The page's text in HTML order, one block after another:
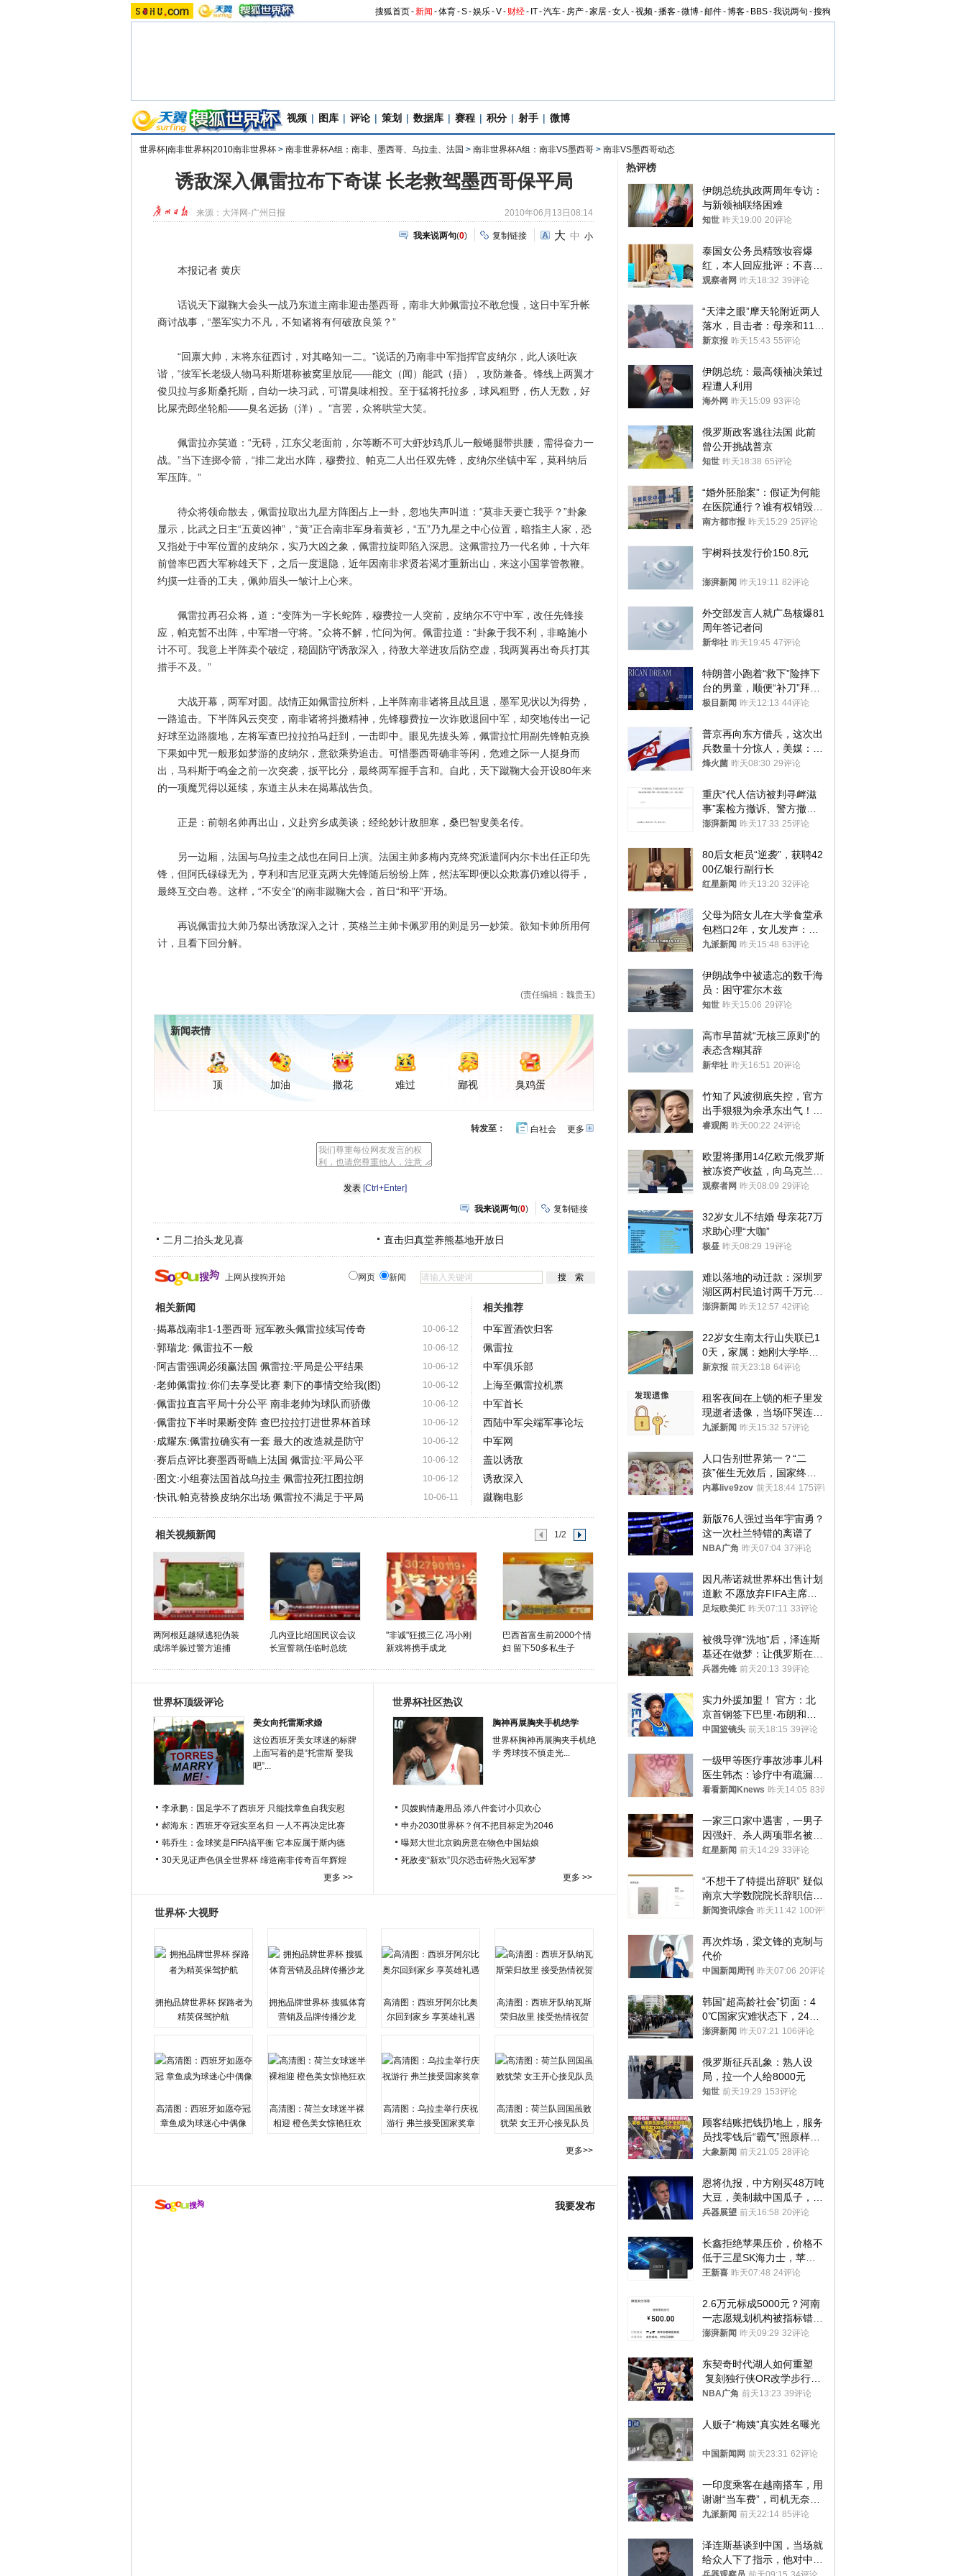
搜狐首页-新闻 -体育-S-娱乐-V- 财经- IT-汽车- 房产-家居-女人 -视频-播客-微博-邮件-博客- BBS-我说两句 -搜狗
视频 | 图库 | 评论 | 策划 | 数据库 | 赛程 | 积分 | 射手 | 微博
世界杯|南非世界杯|2010南非世界杯 > 南非世界杯A组：南非、墨西哥、乌拉圭、法国 > 南非世界杯A组：南非VS墨西哥 > 南非VS墨西哥动态
诱敌深入佩雷拉布下奇谋 长老救驾墨西哥保平局
来源： 大洋网-广州日报 2010年06月13日08:14
我来说两句(0) 复制链接 大 中 小
本报记者 黄庆
话说天下蹴鞠大会头一战乃东道主南非迎击墨西哥，南非大帅佩雷拉不敢怠慢，这日中军升帐
商讨战事，“墨军实力不凡，不知诸将有何破敌良策？”
“回禀大帅，末将东征西讨，对其略知一二。”说话的乃南非中军指挥官皮纳尔，此人谈吐诙
谐，“彼军长老级人物马科斯堪称被窝里放屁——能文（闻）能武（捂），攻防兼备。锋线上两翼才
俊贝拉与多斯桑托斯，自幼一块习武，可谓臭味相投。至于猛将托拉多，球风粗野，伤人无数，好
比屎壳郎坐轮船——臭名远扬（洋）。”言罢，众将哄堂大笑。
佩雷拉亦笑道：“无碍，江东父老面前，尔等断不可大虾炒鸡爪儿一般蜷腿带拱腰，需得奋力一
战。”当下连掷令箭，“排二龙出水阵，穆费拉、帕克二人出任双先锋，皮纳尔坐镇中军，莫科纳后
军压阵。”
待众将领命散去，佩雷拉取出九星方阵图占上一卦，忽地失声叫道：“莫非天要亡我乎？”卦象
显示，比武之日主“五黄凶神”，“黄”正合南非军身着黄衫，“五”乃九星之中心位置，暗指主人家，恐
又指处于中军位置的皮纳尔，实乃大凶之象，佩雷拉旋即陷入深思。这佩雷拉乃一代名帅，十六年
前曾率巴西大军称雄天下，之后一度退隐，近年因南非求贤若渴才重新出山，来这小国掌管教鞭。
约摸一炷香的工夫，佩帅眉头一皱计上心来。
佩雷拉再召众将，道：“变阵为一字长蛇阵，穆费拉一人突前，皮纳尔不守中军，改任先锋接
应，帕克暂不出阵，中军增一守将。”众将不解，忙问为何。佩雷拉道：“卦象于我不利，非略施小
计不可。我意上半阵卖个破绽，稳固防守诱敌深入，待敌大举进攻后防空虚，我两翼再出奇兵打其
措手不及。”
大战开幕，两军对圆。战情正如佩雷拉所料，上半阵南非诸将且战且退，墨军见状以为得势，
一路追击。下半阵风云突变，南非诸将抖擞精神，先锋穆费拉一次诈败退回中军，却突地传出一记
好球至边路腹地，左将军查巴拉拉拍马赶到，一击即中。眼见先拔头筹，佩雷拉忙用副先锋帕克换
下果如中咒一般形如梦游的皮纳尔，意欲乘势追击。可惜墨西哥确非等闲，危难之际一人挺身而
出，马科斯于鸣金之前一次突袭，扳平比分，最终两军握手言和。自此，天下蹴鞠大会开设80年来
的一项魔咒得以延续，东道主从未在揭幕战告负。
正是：前朝名帅再出山，义赴穷乡成美谈；经纶妙计敌胆寒，桑巴智叟美名传。
另一边厢，法国与乌拉圭之战也在同日上演。法国主帅多梅内克终究派遣阿内尔卡出任正印先
锋，但阿氏碌碌无为，亨利和吉尼亚克两大先锋随后纷纷上阵，然法军即便以众欺寡仍难以得手，
最终互交白卷。这样，“不安全”的南非蹴鞠大会，首日“和平”开场。
再说佩雷拉大帅乃祭出诱敌深入之计，英格兰主帅卡佩罗用的则是另一妙策。欲知卡帅所用何
计，且看下回分解。
(责任编辑：魏贵玉)
新闻表情
顶 加油 撒花 难过 鄙视 臭鸡蛋
更多开
转发至： 白社会
[Ctrl+Enter]
我来说两句(0) 复制链接
二月二抬头龙见喜 直击归真堂养熊基地开放日
上网从搜狗开始 网页 新闻
相关新闻
10-06-12
·揭幕战南非1-1墨西哥 冠军教头佩雷拉续写传奇
10-06-12
·郭瑞龙: 佩雷拉不一般
10-06-12
· 阿吉雷强调必须赢法国 佩雷拉:平局是公平结果
10-06-12
·老帅佩雷拉:你们去享受比赛 剩下的事情交给我(图)
10-06-12
·佩雷拉直言平局十分公平 南非老帅为球队而骄傲
10-06-12
·佩雷拉下半时果断变阵 查巴拉拉打进世界杯首球
10-06-12
·成耀东:佩雷拉确实有一套 最大的改造就是防守
10-06-12
·赛后点评比赛墨西哥瞄上法国 佩雷拉:平局公平
10-06-12
· 图文:小组赛法国首战乌拉圭 佩雷拉死扛图拉朗
10-06-11
·快讯:帕克替换皮纳尔出场 佩雷拉不满足于平局
相关推荐
中军置酒饮归客
佩雷拉
中军俱乐部
上海至佩雷拉机票
中军首长
西陆中军尖端军事论坛
中军网
盖以诱敌
诱敌深入
蹴鞠电影
相关视频新闻 1/2
两阿根廷越狱逃犯伪装
成绵羊躲过警方追捕
几内亚比绍国民议会议
长宣誓就任临时总统
"非诚"狂揽三亿 冯小刚
新戏将携手成龙
巴西首富生前2000个情
妇 留下50多私生子
世界杯顶级评论
美女向托雷斯求婚
这位西班牙美女球迷的标牌
上面写着的是“托雷斯 娶我
吧”...
李承鹏：国足学不了西班牙 只能找章鱼自我安慰
郝海东：西班牙夺冠实至名归 一人不再决定比赛
韩乔生：金球奖是FIFA搞平衡 它本应属于斯内德
30天见证声色俱全世界杯 缔造南非传奇百年辉煌
更多 >>
世界杯社区热议
胸神再展胸夹手机绝学
世界杯胸神再展胸夹手机绝
学 秀球技不慎走光...
贝嫂购情趣用品 添八件套讨小贝欢心
申办2030世界杯？何不把目标定为2046
曝郑大世北京购房意在物色中国姑娘
死敌变“新欢”贝尔恐击碎热火冠军梦
更多 >>
世界杯·大视野
拥抱品牌世界杯 探路者为
精英保驾护航
拥抱品牌世界杯 搜狐体育
营销及品牌传播沙龙
高清图：西班牙阿尔比奥
尔回到家乡 享英雄礼遇
高清图：西班牙队纳瓦斯
荣归故里 接受热情祝贺
高清图：西班牙如愿夺冠
章鱼成为球迷心中偶像
高清图：荷兰女球迷半裸
相迎 橙色美女惊艳狂欢
高清图：乌拉圭举行庆祝
游行 弗兰接受国家奖章
高清图：荷兰队回国虽败
犹荣 女王开心接见队员
更多>>
我要发布
热评榜
伊朗总统执政两周年专访：
与新领袖联络困难
知世 昨天19:00 20评论
泰国女公务员精致妆容爆
红，本人回应批评：不喜欢
就别看
观察者网 昨天18:32 39评论
“天津之眼”摩天轮附近两人
落水，目击者：母亲和11岁
儿子先后被打捞上岸
新京报 昨天15:43 55评论
伊朗总统：最高领袖决策过
程遭人利用
海外网 昨天15:09 93评论
俄罗斯政客逃往法国 此前
曾公开挑战普京
知世 昨天18:38 65评论
“婚外胚胎案”：假证为何能
在医院通行？谁有权销毁胚
胎？
南方都市报 昨天15:29 25评论
宇树科技发行价150.8元
澎湃新闻 昨天19:11 82评论
外交部发言人就广岛核爆81
周年答记者问
新华社 昨天19:45 47评论
特朗普小跑着“救下”险摔下
台的男童，顺便“补刀”拜
登：“我可不想他像拜登一
极目新闻 昨天12:13 44评论
普京再向东方借兵，这次出
兵数量十分惊人，美媒：俄
朝要动真格？
烽火菌 昨天08:30 29评论
重庆“代人信访被判寻衅滋
事”案检方撤诉、警方撤
案，两被告人获国赔
澎湃新闻 昨天17:33 25评论
80后女柜员“逆袭”，获聘42
00亿银行副行长
红星新闻 昨天13:20 32评论
父母为陪女儿在大学食堂承
包档口2年，女儿发声：初
衷是为了陪伴，毕业后将不
九派新闻 昨天15:48 63评论
伊朗战争中被遗忘的数千海
员：困守霍尔木兹
知世 昨天15:06 29评论
高市早苗就“无核三原则”的
表态含糊其辞
新华社 昨天16:51 20评论
竹知了风波彻底失控，官方
出手狠狠为余承东出气！雷
军果然没说错
睿观阁 昨天00:22 24评论
欧盟将挪用14亿欧元俄罗斯
被冻资产收益，向乌克兰提
供援助
观察者网 昨天08:09 29评论
32岁女儿不结婚 母亲花7万
求助心理“大咖”
极昼 昨天08:29 19评论
难以落地的动迁款：深圳罗
湖区两村民追讨两千万元动
迁款八年未果
澎湃新闻 昨天12:57 42评论
22岁女生南太行山失联已1
0天，家属：她刚大学毕业
想到山里旅行
新京报 前天23:18 64评论
租客夜间在上锁的柜子里发
现逝者遗像，当场吓哭连夜
搬离，房东退还押金
九派新闻 昨天15:32 57评论
人口告别世界第一？“二
孩”催生无效后，国家终于
向住房出手了！
内幕live9zov 前天18:44 175评论
新版76人强过当年宇宙勇？
这一次杜兰特错的离谱了
NBA广角 昨天07:04 37评论
因凡蒂诺就世界杯出售计划
道歉 不愿放弃FIFA主席职
位
足坛欧美汇 昨天07:11 33评论
被俄导弹“洗地”后，泽连斯
基还在做梦：让俄罗斯在冬
季前求和？
兵器先锋 前天20:13 39评论
实力外援加盟！ 官方：北
京首钢签下巴里·布朗和桑
普森
中国篮镜头 前天18:15 39评论
一级甲等医疗事故涉事儿科
医生韩杰：诊疗中有疏漏，
我认错，但不能认罪
看看新闻Knews 昨天14:05 83评论
一家三口家中遇害，一男子
因强奸、杀人两项罪名被判
死缓 最高检介入后改判无
红星新闻 前天14:29 33评论
“不想干了特提出辞职” 疑似
南京大学数院院长辞职信流
传 院方回应
新闻资讯综合 昨天11:42 100评论
再次炸场，梁文锋的克制与
代价
中国新闻周刊 昨天07:06 20评论
韩国“超高龄社会”切面：4
0℃国家灾难状态下，2400
名首尔老人还在巷子里收废
澎湃新闻 昨天07:21 106评论
俄罗斯征兵乱象：熟人设
局，拉一个人给8000元
知世 前天19:29 153评论
顾客结账把钱扔地上，服务
员找零钱后“霸气”照原样扔
回去
大象新闻 前天21:05 28评论
恩将仇报，中方刚买48万吨
大豆，美制裁中国瓜子，布
林肯措辞变了
兵器展望 前天16:58 20评论
长鑫拒绝苹果压价，价格不
低于三星SK海力士，苹果
失去了议价权
王新喜 昨天07:48 24评论
2.6万元标成5000元？河南
一志愿规划机构被指标错学
费致考生复读
澎湃新闻 昨天09:29 32评论
东契奇时代湖人如何重塑
复刻独行侠OR改学步行
者？
NBA广角 前天13:23 39评论
人贩子“梅姨”真实姓名曝光
中国新闻网 前天23:31 62评论
一印度乘客在越南搭车，用
谢谢“当车费”，司机无奈发
笑；印度网友：不代表印度
九派新闻 前天22:14 85评论
泽连斯基谈到中国，当场就
给众人下了指示，他对中国